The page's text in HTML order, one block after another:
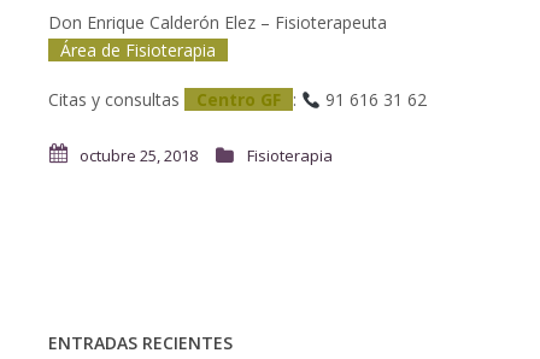
Don Enrique Calderón Elez – Fisioterapeuta
Área de Fisioterapia
Citas y consultas Centro GF : 91 616 31 62
octubre 25, 2018 Fisioterapia
ENTRADAS RECIENTES